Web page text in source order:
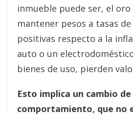
inmueble puede ser, el
mantener pesos a tasas
positivas respecto a la
auto o un
bienes de uso, pierden
Esto implica un cambio de
comportamiento, que no